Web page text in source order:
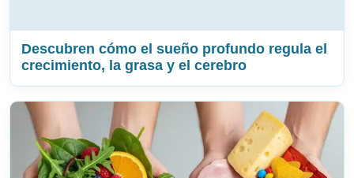
Descubren cómo el sueño profundo regula el
crecimiento, la grasa y el cerebro